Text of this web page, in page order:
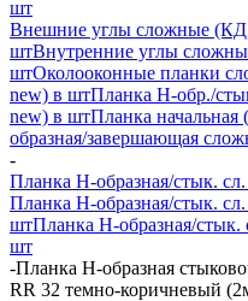
шт
Внешние углы сложные
штВнутренние углы
штОколооконные планки
new) в штПланка H-обр./
new) в штПланка
образная/завершающая
-
Планка H-образная/стык.
Планка H-образная/стык.
штПланка H-образная/
шт
-Планка Н-образная
RR 32 темно-коричневый